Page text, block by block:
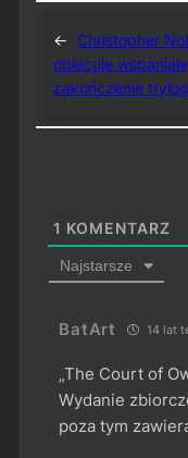
← Christopher
obiecuje wspaniałe
zakończenie
1 KOMENTARZ
Najstarsze
BatArt 14 lat
„The Court of
Wydanie
poza tym